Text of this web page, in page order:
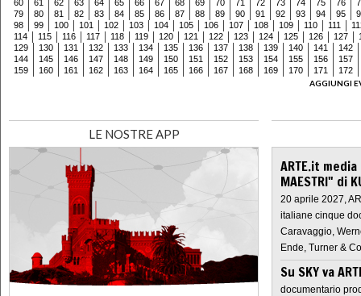
60 61 62 63 64 65 66 67 68 69 70 71 72 73 74 75 76
79
80 81 82 83 84 85 86 87 88 89 90 91 92 93 94 95
98
99 100 101 102 103 104 105 106 107 108 109 110 111
114
115 116 117 118 119 120 121 122 123 124 125 126 127
129
130 131 132 133 134 135 136 137 138 139 140 141
142
144
145 146 147 148 149 150 151 152 153 154 155 156
157
159
160 161 162 163 164 165 166 167 168 169 170 171
172
AGGIUNGI
LE NOSTRE APP
ARTE.it
MAESTRI" di
20 aprile 2027,
italiane cinque
Caravaggio,
Ende, Turner &
Su SKY va
documentario